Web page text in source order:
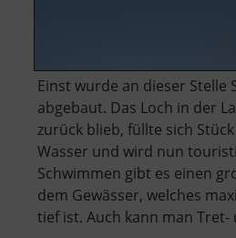
Einst wurde an dieser Stelle
abgebaut. Das Loch in der
zurück blieb, füllte sich
Wasser und wird nun
Schwimmen gibt es einen
dem Gewässer, welches
tief ist. Auch kann man Tret-